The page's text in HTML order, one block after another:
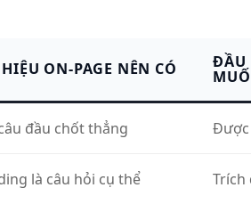
ON-PAGE NÊN CÓ ĐẦU
đầu chốt thẳng Được
là câu hỏi cụ thể Trích